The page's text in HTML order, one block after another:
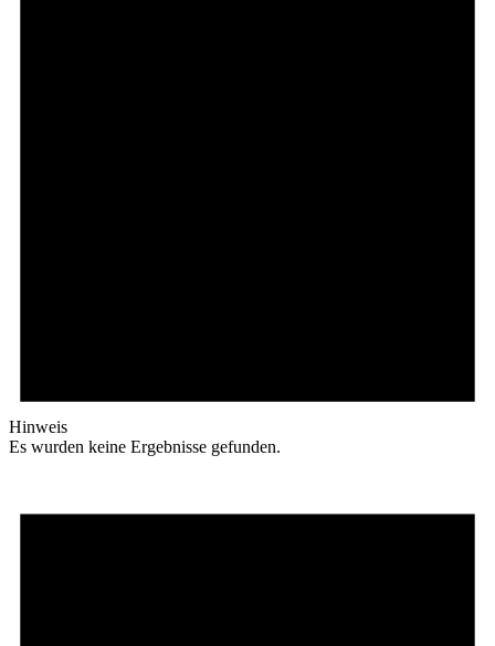
Hinweis
Es wurden keine Ergebnisse gefunden.